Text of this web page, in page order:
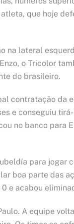
que hoje
na lateral
o Tricolor
do brasileiro.
contratação da
e conseguiu
no banco para
para jogar
boa parte das
e acabou
A equipe